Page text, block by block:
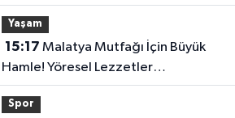
Yaşam
15:17
Hamle! Yöresel Lezzetler
Gastronomi Sokağı’nda Buluştu
Spor